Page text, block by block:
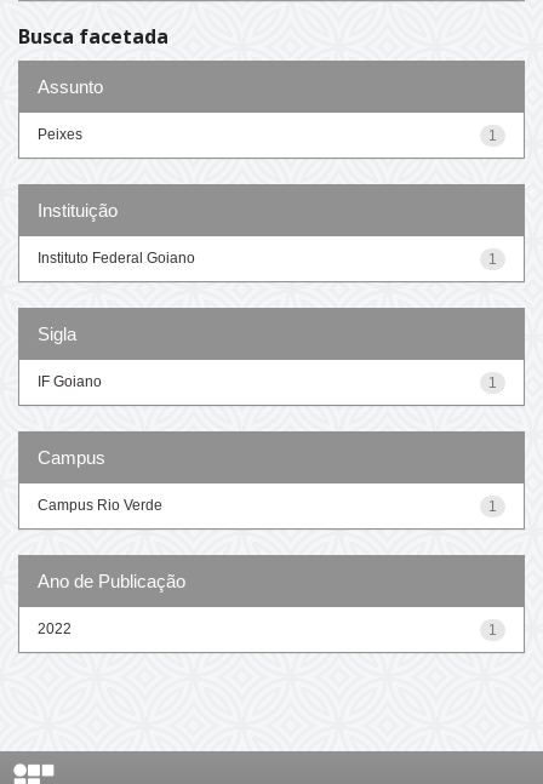
Busca facetada
Assunto
1
Peixes
Instituição
1
Instituto Federal Goiano
Sigla
1
IF Goiano
Campus
1
Campus Rio Verde
Ano de Publicação
1
2022